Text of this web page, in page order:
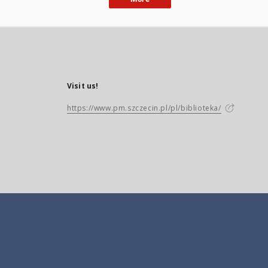
Visit us!
https://www.pm.szczecin.pl/pl/biblioteka/